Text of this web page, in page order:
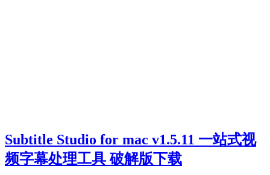
Subtitle Studio for mac v1.5.11 一站式视
频字幕处理工具 破解版下载